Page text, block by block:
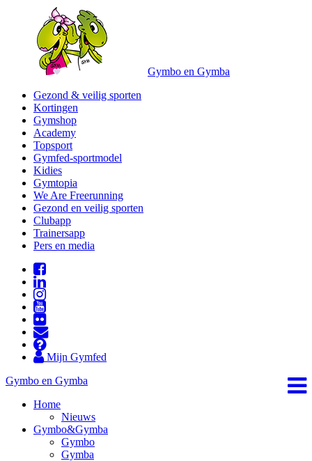
Gymbo en Gymba
Gezond & veilig sporten
Kortingen
Gymshop
Academy
Topsport
Gymfed-sportmodel
Kidies
Gymtopia
We Are Freerunning
Gezond en veilig sporten
Clubapp
Trainersapp
Pers en media
Mijn Gymfed
Gymbo en Gymba
Home
Nieuws
Gymbo&Gymba
Gymbo
Gymba